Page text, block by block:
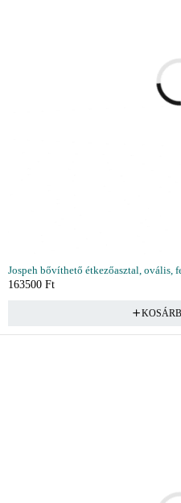
Jospeh bővíthető étkezőasztal, ovális,
163500 Ft